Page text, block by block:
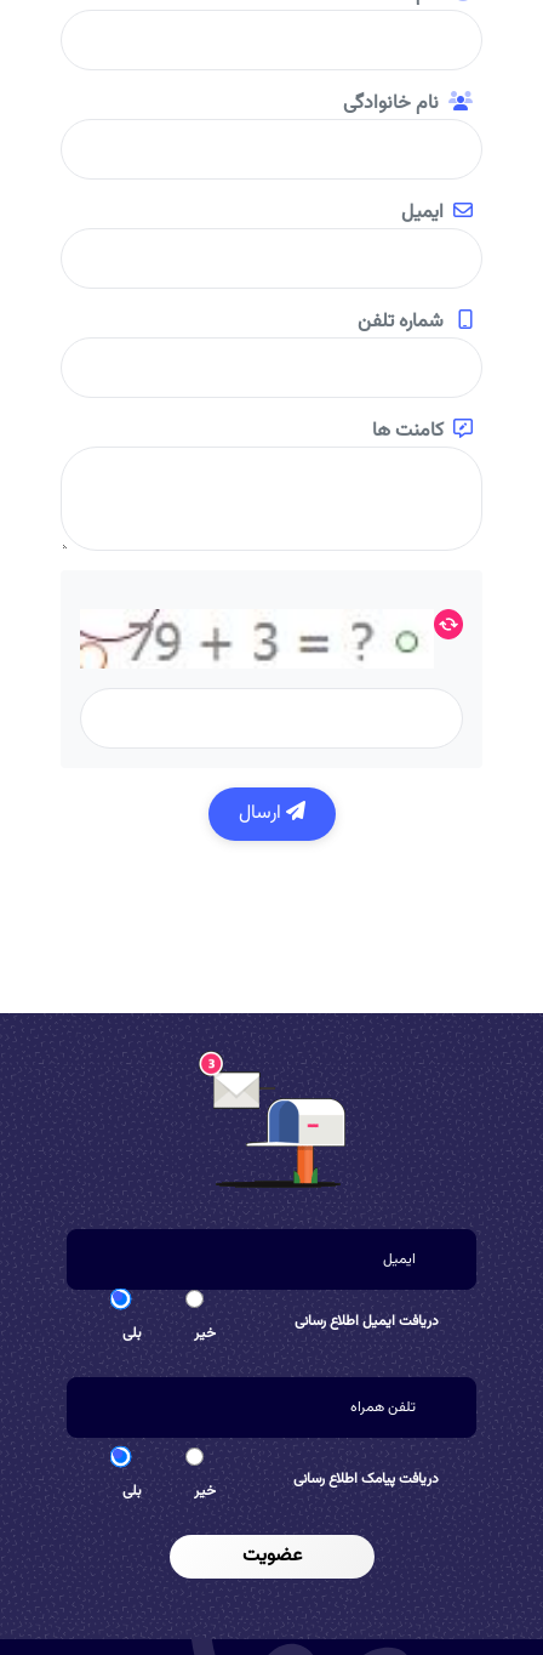
نام خانوادگی
ایمیل
شماره تلفن
کامنت ها
دریافت ایمیل اطلاع رسانی
خیر بلی
دریافت پیامک اطلاع رسانی
خیر بلی
عضویت